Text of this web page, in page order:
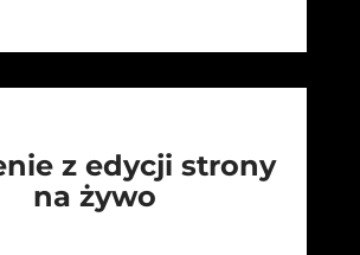
z edycji strony
na żywo